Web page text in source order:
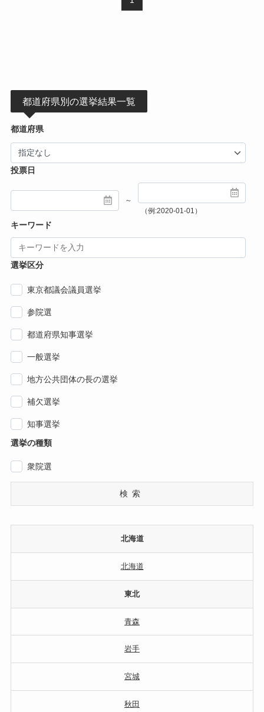
都道府県別の選挙結果一覧
都道府県
投票日
～
（例:2020-01-01）
キーワード
選挙区分
東京都議会議員選挙
参院選
都道府県知事選挙
一般選挙
地方公共団体の長の選挙
補欠選挙
知事選挙
選挙の種類
衆院選
検索
北海道
北海道
東北
青森
岩手
宮城
秋田